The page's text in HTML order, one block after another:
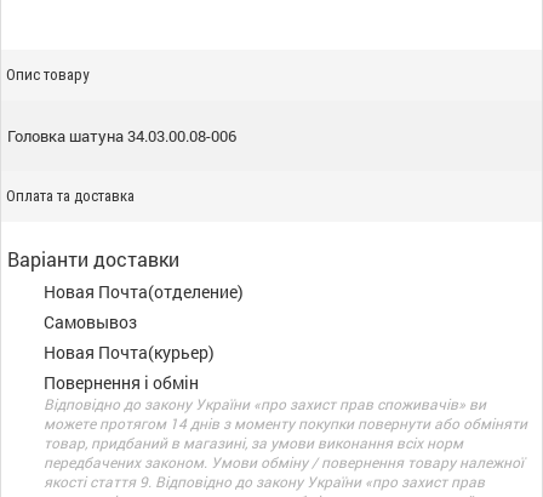
Опис товару
Головка шатуна 34.03.00.08-006
Оплата та доставка
Варіанти доставки
Новая Почта(отделение)
Самовывоз
Новая Почта(курьер)
Повернення і обмін
Відповідно до закону України «про захист прав споживачів» ви
можете протягом 14 днів з моменту покупки повернути або обміняти
товар, придбаний в магазині, за умови виконання всіх норм
передбачених законом. Умови обміну / повернення товару належної
якості стаття 9. Відповідно до закону України «про захист прав